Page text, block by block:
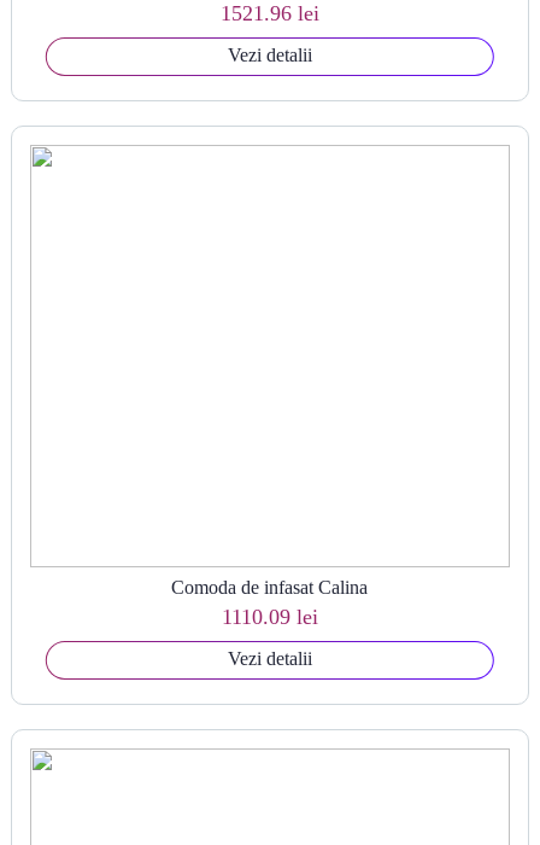
1521.96 lei
Vezi detalii
Comoda de infasat Calina
1110.09 lei
Vezi detalii